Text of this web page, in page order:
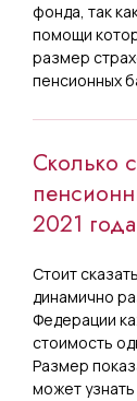
фонда, так
помощи
размер
пенсионных
Сколько
2021
Стоит
динамично
Федерации
стоимость
Размер
может